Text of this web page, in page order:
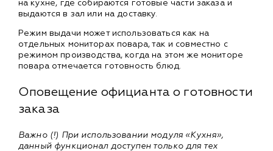
на кухне, где собираются готовые части заказа и
выдаются в зал или на доставку.
Режим выдачи может использоваться как на
отдельных мониторах повара, так и совместно с
режимом производства, когда на этом же мониторе
повара отмечается готовность блюд.
Оповещение официанта о готовности
заказа
Важно (!) При использовании модуля «Кухня»,
данный функционал доступен только для тех